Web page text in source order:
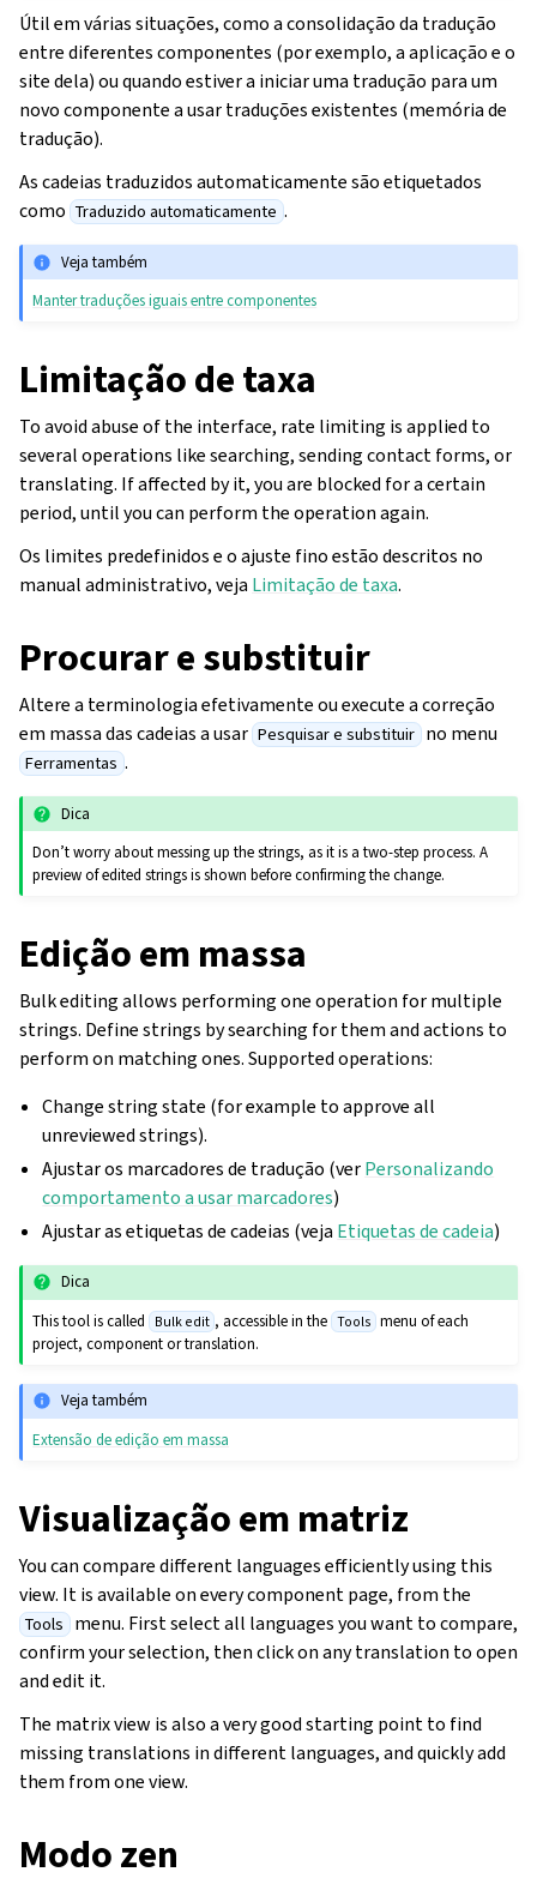
Útil em várias situações, como a consolidação da tradução
entre diferentes componentes (por exemplo, a aplicação e o
site dela) ou quando estiver a iniciar uma tradução para um
novo componente a usar traduções existentes (memória de
tradução).
As cadeias traduzidos automaticamente são etiquetados
como Traduzido automaticamente .
Veja também
Manter traduções iguais entre componentes
Limitação de taxa
To avoid abuse of the interface, rate limiting is applied to
several operations like searching, sending contact forms, or
translating. If affected by it, you are blocked for a certain
period, until you can perform the operation again.
Os limites predefinidos e o ajuste fino estão descritos no
manual administrativo, veja Limitação de taxa.
Procurar e substituir
Altere a terminologia efetivamente ou execute a correção
em massa das cadeias a usar Pesquisar e substituir no menu
Ferramentas .
Dica
Don’t worry about messing up the strings, as it is a two-step process. A
preview of edited strings is shown before confirming the change.
Edição em massa
Bulk editing allows performing one operation for multiple
strings. Define strings by searching for them and actions to
perform on matching ones. Supported operations:
Change string state (for example to approve all
unreviewed strings).
Ajustar os marcadores de tradução (verPersonalizando
comportamento a usar marcadores)
Ajustar as etiquetas de cadeias (veja Etiquetas de cadeia)
Dica
This tool is called Bulk edit , accessible in the Tools menu of each
project, component or translation.
Veja também
Extensão de edição em massa
Visualização em matriz
You can compare different languages efficiently using this
view. It is available on every component page, from the
Tools menu. First select all languages you want to compare,
confirm your selection, then click on any translation to open
and edit it.
The matrix view is also a very good starting point to find
missing translations in different languages, and quickly add
them from one view.
Modo zen